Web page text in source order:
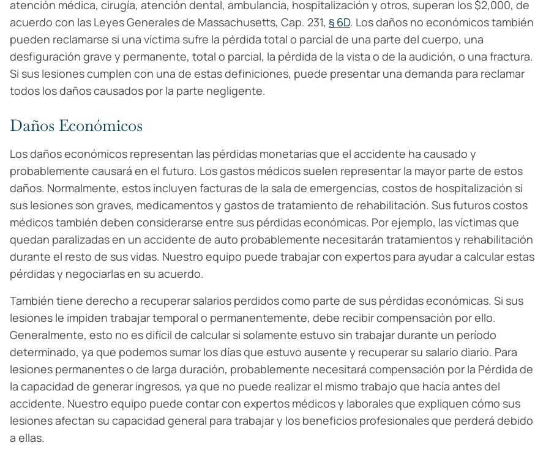
atención médica, cirugía, atención dental, ambulancia, hospitalización y otros, superan los $2,000, de
acuerdo con las Leyes Generales de Massachusetts, Cap. 231, § 6D. Los daños no económicos también
pueden reclamarse si una víctima sufre la pérdida total o parcial de una parte del cuerpo, una
desfiguración grave y permanente, total o parcial, la pérdida de la vista o de la audición, o una fractura.
Si sus lesiones cumplen con una de estas definiciones, puede presentar una demanda para reclamar
todos los daños causados por la parte negligente.
Daños Económicos
Los daños económicos representan las pérdidas monetarias que el accidente ha causado y
probablemente causará en el futuro. Los gastos médicos suelen representar la mayor parte de estos
daños. Normalmente, estos incluyen facturas de la sala de emergencias, costos de hospitalización si
sus lesiones son graves, medicamentos y gastos de tratamiento de rehabilitación. Sus futuros costos
médicos también deben considerarse entre sus pérdidas económicas. Por ejemplo, las víctimas que
quedan paralizadas en un accidente de auto probablemente necesitarán tratamientos y rehabilitación
durante el resto de sus vidas. Nuestro equipo puede trabajar con expertos para ayudar a calcular estas
pérdidas y negociarlas en su acuerdo.
También tiene derecho a recuperar salarios perdidos como parte de sus pérdidas económicas. Si sus
lesiones le impiden trabajar temporal o permanentemente, debe recibir compensación por ello.
Generalmente, esto no es difícil de calcular si solamente estuvo sin trabajar durante un período
determinado, ya que podemos sumar los días que estuvo ausente y recuperar su salario diario. Para
lesiones permanentes o de larga duración, probablemente necesitará compensación por la Pérdida de
la capacidad de generar ingresos, ya que no puede realizar el mismo trabajo que hacía antes del
accidente. Nuestro equipo puede contar con expertos médicos y laborales que expliquen cómo sus
lesiones afectan su capacidad general para trabajar y los beneficios profesionales que perderá debido
a ellas.